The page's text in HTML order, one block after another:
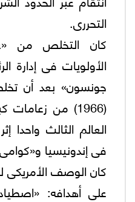
التحررى.
كان التخلص من
الأولويات فى إدارة
جونسون» بعد أن
(1966) من
العالم الثالث واحدا
فى إندونيسيا
على أهدافه: